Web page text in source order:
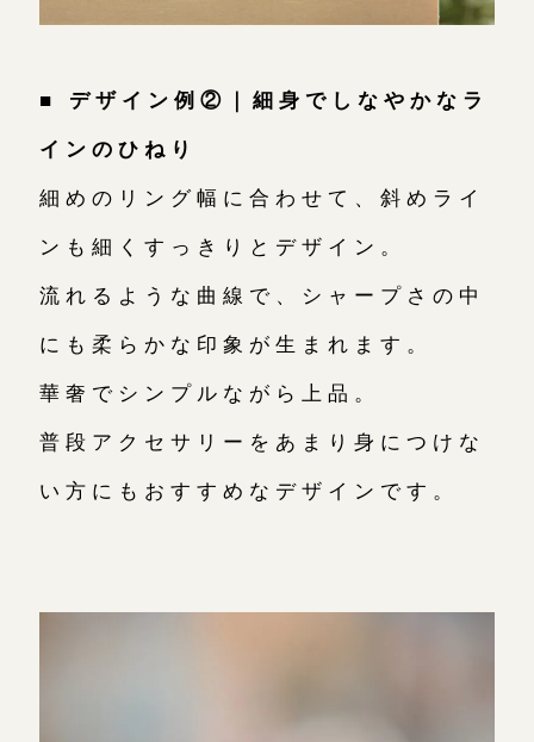
■ デザイン例②｜細身でしなやかなラ
インのひねり
細めのリング幅に合わせて、斜めライ
ンも細くすっきりとデザイン。
流れるような曲線で、シャープさの中
にも柔らかな印象が生まれます。
華奢でシンプルながら上品。
普段アクセサリーをあまり身につけな
い方にもおすすめなデザインです。